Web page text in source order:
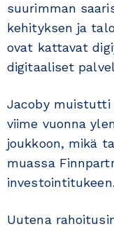
suurimman
kehityksen ja
ovat kattavat
digitaaliset
Jacoby muistutti
viime vuonna
joukkoon, mikä
muassa
investointitukeen.
Uutena